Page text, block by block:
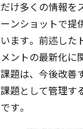
だけ多くの情報を
ーンショットで提
います。前述した
メントの最新化に
課題は、今後改善
課題として管理す
です。